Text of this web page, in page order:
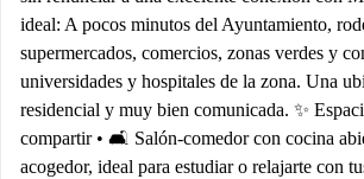
ideal: A pocos minutos del Ayuntamiento,
supermercados, comercios, zonas verdes y
universidades y hospitales de la zona. Una
residencial y muy bien comunicada. ✨
compartir • 🛋️ Salón-comedor con cocina
acogedor, ideal para estudiar o relajarte con